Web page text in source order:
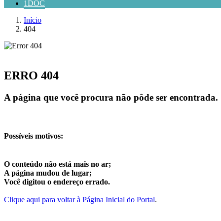
1DOC
Início
404
ERRO 404
A página que você procura não pôde ser encontrada.
Possíveis motivos:
O conteúdo não está mais no ar;
A página mudou de lugar;
Você digitou o endereço errado.
Clique aqui para voltar à Página Inicial do Portal.